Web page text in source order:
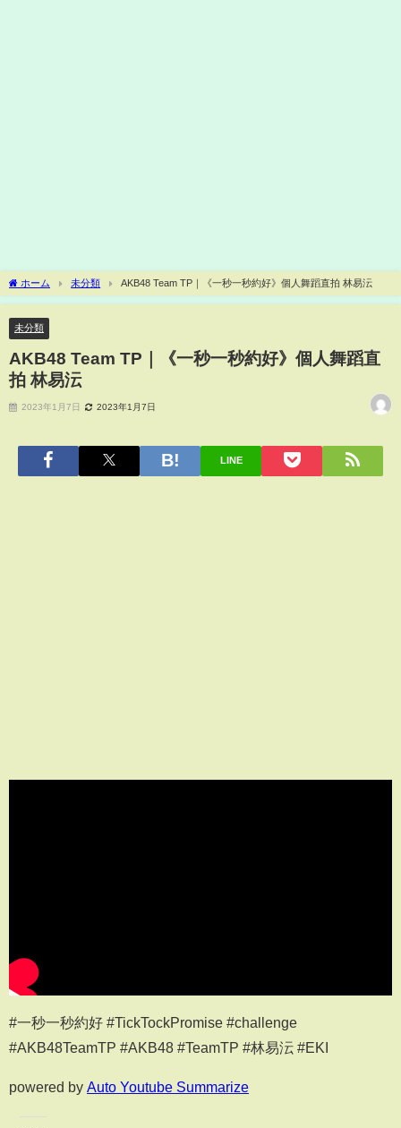
ホーム 未分類 AKB48 Team TP｜《一秒一秒約好》個人舞蹈直拍 林易沄
未分類
AKB48 Team TP｜《一秒一秒約好》個人舞蹈直
拍 林易沄
2023年1月7日 2023年1月7日
LINE
#一秒一秒約好 #TickTockPromise #challenge
#AKB48TeamTP #AKB48 #TeamTP #林易沄 #EKI
powered by Auto Youtube Summarize